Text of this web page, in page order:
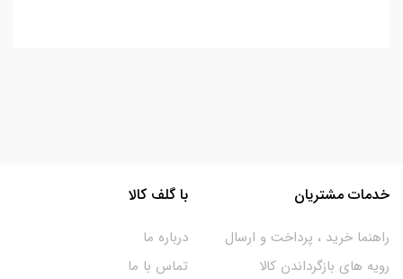
خدمات مشتریان
راهنما خرید ، پرداخت و ارسال
رویه های بازگرداندن کالا
با گلف کالا
درباره ما
تماس با ما